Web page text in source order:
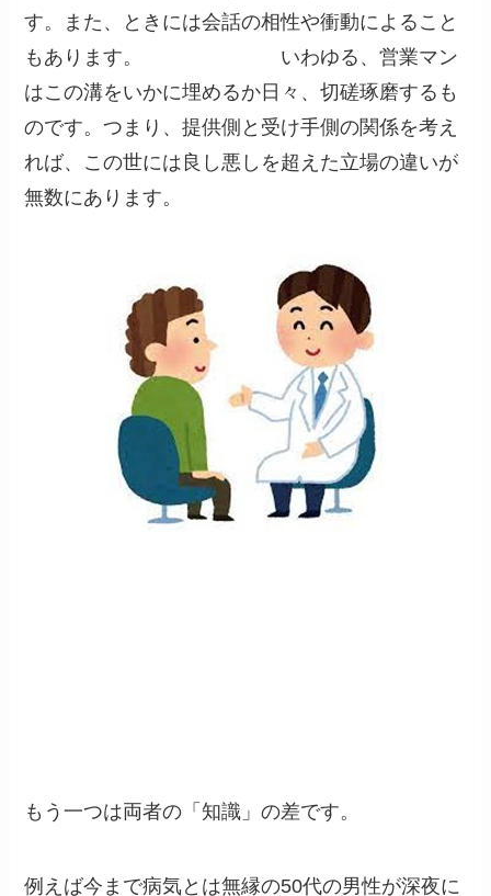
す。また、ときには会話の相性や衝動によること
もあります。 いわゆる、営業マン
はこの溝をいかに埋めるか日々、切磋琢磨するも
のです。つまり、提供側と受け手側の関係を考え
れば、この世には良し悪しを超えた立場の違いが
無数にあります。
もう一つは両者の「知識」の差です。
例えば今まで病気とは無縁の50代の男性が深夜に